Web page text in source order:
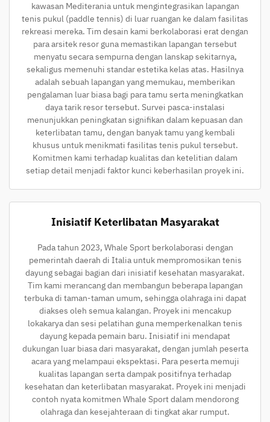
kawasan Mediterania untuk mengintegrasikan lapangan
tenis pukul (paddle tennis) di luar ruangan ke dalam fasilitas
rekreasi mereka. Tim desain kami berkolaborasi erat dengan
para arsitek resor guna memastikan lapangan tersebut
menyatu secara sempurna dengan lanskap sekitarnya,
sekaligus memenuhi standar estetika kelas atas. Hasilnya
adalah sebuah lapangan yang memukau, memberikan
pengalaman luar biasa bagi para tamu serta meningkatkan
daya tarik resor tersebut. Survei pasca-instalasi
menunjukkan peningkatan signifikan dalam kepuasan dan
keterlibatan tamu, dengan banyak tamu yang kembali
khusus untuk menikmati fasilitas tenis pukul tersebut.
Komitmen kami terhadap kualitas dan ketelitian dalam
setiap detail menjadi faktor kunci keberhasilan proyek ini.
Inisiatif Keterlibatan Masyarakat
Pada tahun 2023, Whale Sport berkolaborasi dengan
pemerintah daerah di Italia untuk mempromosikan tenis
dayung sebagai bagian dari inisiatif kesehatan masyarakat.
Tim kami merancang dan membangun beberapa lapangan
terbuka di taman-taman umum, sehingga olahraga ini dapat
diakses oleh semua kalangan. Proyek ini mencakup
lokakarya dan sesi pelatihan guna memperkenalkan tenis
dayung kepada pemain baru. Inisiatif ini mendapat
dukungan luar biasa dari masyarakat, dengan jumlah peserta
acara yang melampaui ekspektasi. Para peserta memuji
kualitas lapangan serta dampak positifnya terhadap
kesehatan dan keterlibatan masyarakat. Proyek ini menjadi
contoh nyata komitmen Whale Sport dalam mendorong
olahraga dan kesejahteraan di tingkat akar rumput.